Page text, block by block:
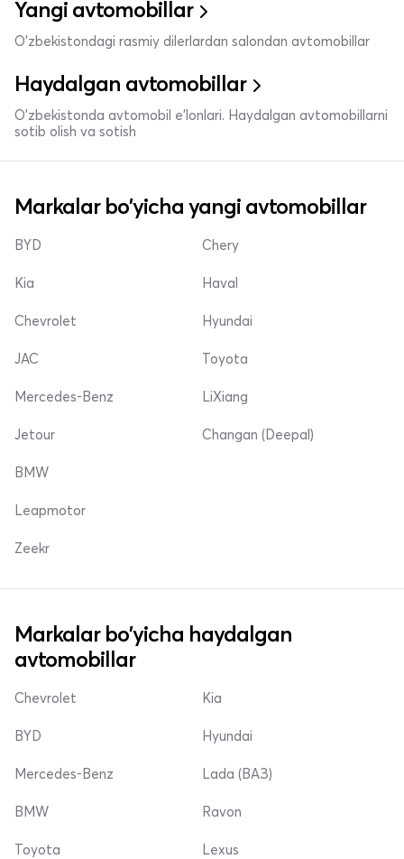
Yangi avtomobillar
O'zbekistondagi rasmiy dilerlardan salondan avtomobillar
Haydalgan avtomobillar
O'zbekistonda avtomobil e’lonlari. Haydalgan avtomobillarni
sotib olish va sotish
Markalar bo'yicha yangi avtomobillar
BYD
Kia
Chevrolet
Chery
Haval
Hyundai
JAC
Mercedes-Benz
Jetour
Toyota
LiXiang
Changan (Deepal)
BMW
Leapmotor
Zeekr
Markalar bo'yicha haydalgan
avtomobillar
Chevrolet
BYD
Mercedes-Benz
Kia
Hyundai
Lada (ВАЗ)
BMW
Toyota
Ravon
Lexus